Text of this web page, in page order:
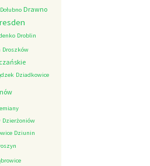
Dołubno Drawno
Droblin
Droszków
Dziadkowice
Dzierżoniów
Dziunin